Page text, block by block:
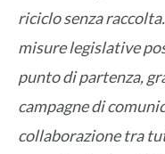
riciclo senza
misure legislative
punto di partenza,
campagne di
collaborazione tra